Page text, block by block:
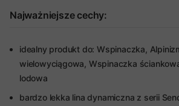
Najważniejsze cechy:
idealny produkt do: Wspinaczka,
wielowyciągowa, Wspinaczka
lodowa
bardzo lekka lina dynamiczna z serii